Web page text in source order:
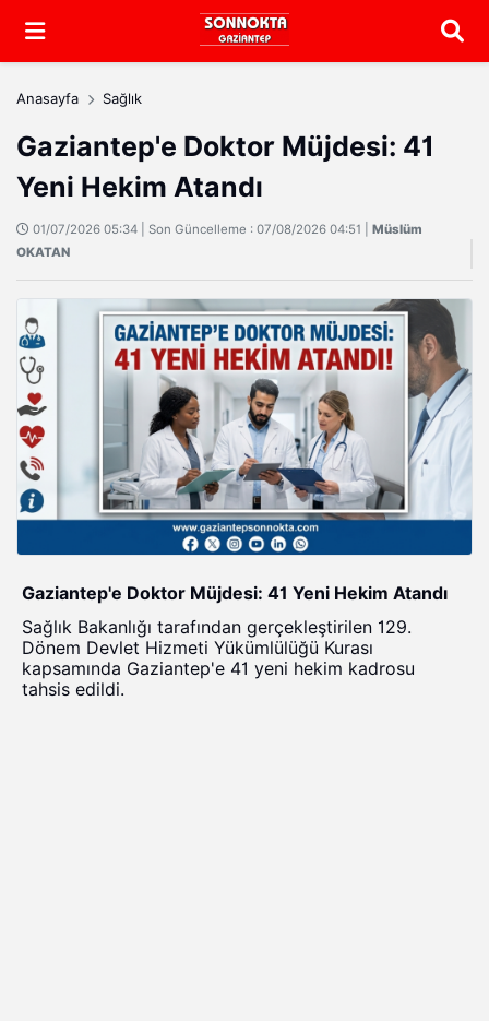
Arama
Anasayfa Sağlık
Gaziantep'e Doktor Müjdesi: 41
Yeni Hekim Atandı
01/07/2026 05:34 | Son Güncelleme : 07/08/2026 04:51 | Müslüm
OKATAN
Gaziantep'e Doktor Müjdesi: 41 Yeni Hekim Atandı
Sağlık Bakanlığı tarafından gerçekleştirilen 129.
Dönem Devlet Hizmeti Yükümlülüğü Kurası
kapsamında Gaziantep'e 41 yeni hekim kadrosu
tahsis edildi.